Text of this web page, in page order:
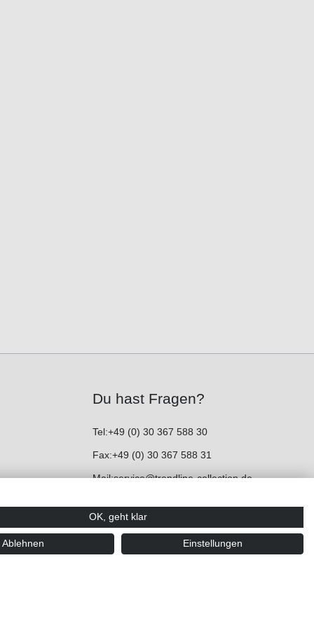
Du hast Fragen?
Tel:+49 (0) 30 367 588 30
Fax:+49 (0) 30 367 588 31
Mail:service@trendline-collection.de
OK, geht klar
Ablehnen Einstellungen